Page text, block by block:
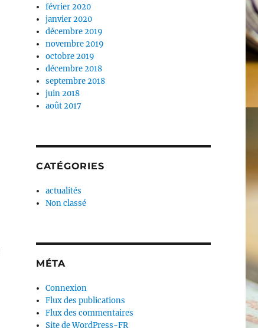
février 2020
janvier 2020
décembre 2019
novembre 2019
octobre 2019
décembre 2018
septembre 2018
juin 2018
août 2017
CATÉGORIES
actualités
Non classé
MÉTA
Connexion
Flux des publications
Flux des commentaires
Site de WordPress-FR